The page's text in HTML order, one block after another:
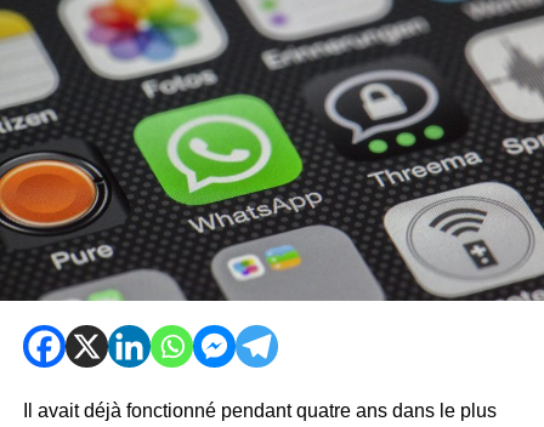
Il avait déjà fonctionné pendant quatre ans dans le plus